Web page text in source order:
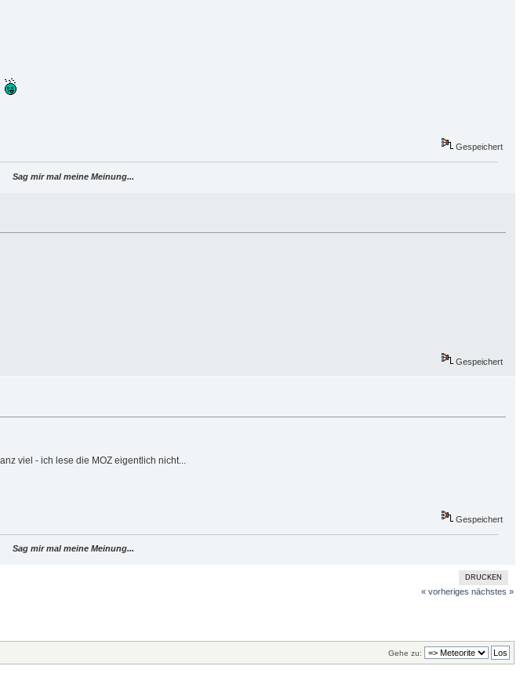
Gespeichert
Sag mir mal meine Meinung...
Gespeichert
viel - ich lese die MOZ eigentlich nicht...
Gespeichert
Sag mir mal meine Meinung...
DRUCKEN
« vorheriges nächstes »
Gehe zu: